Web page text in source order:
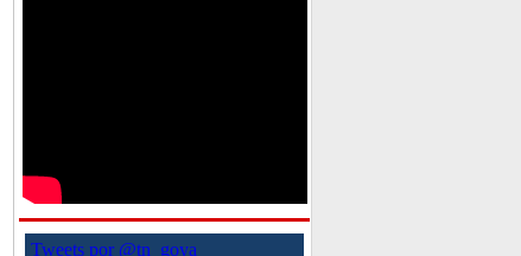
Tweets por @tn_goya